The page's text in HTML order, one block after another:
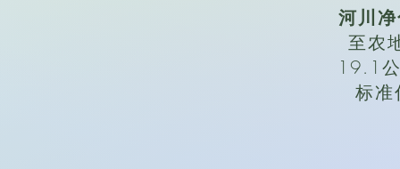
河川
至农
19.1
标准